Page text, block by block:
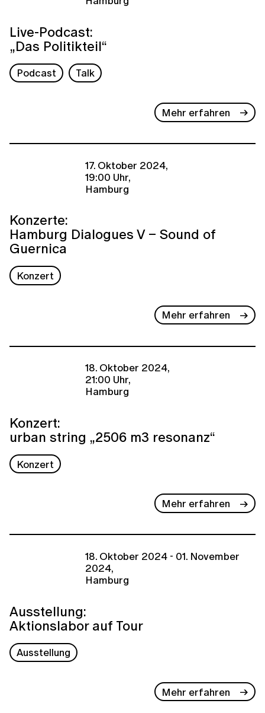
Live-Podcast:
„Das Politikteil“
Podcast Talk
Mehr erfahren
17. Oktober 2024,
19:00 Uhr,
Hamburg
Konzerte:
Hamburg Dialogues V – Sound of
Guernica
Konzert
Mehr erfahren
18. Oktober 2024,
21:00 Uhr,
Hamburg
Konzert:
urban string „2506 m3 resonanz“
Konzert
Mehr erfahren
18. Oktober 2024 - 01. November
2024,
Hamburg
Ausstellung:
Aktionslabor auf Tour
Ausstellung
Mehr erfahren